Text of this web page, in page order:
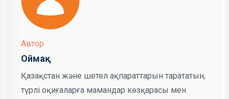
Автор
Оймақ
Қазақстан және шетел ақпараттарын тарататын,
түрлі оқиғаларға мамандар көзқарасы мен